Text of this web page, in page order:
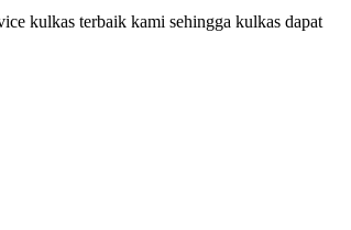
kulkas terbaik kami sehingga kulkas dapat